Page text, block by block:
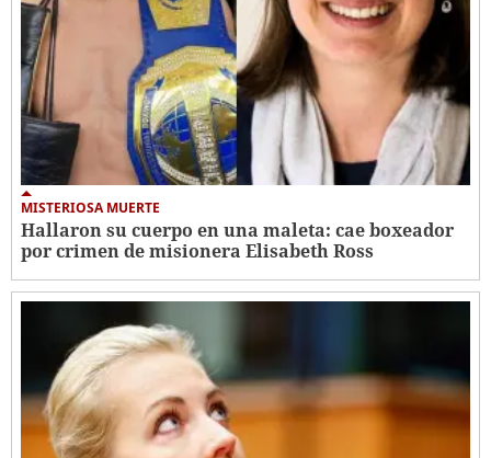
MISTERIOSA MUERTE
Hallaron su cuerpo en una maleta: cae boxeador
por crimen de misionera Elisabeth Ross